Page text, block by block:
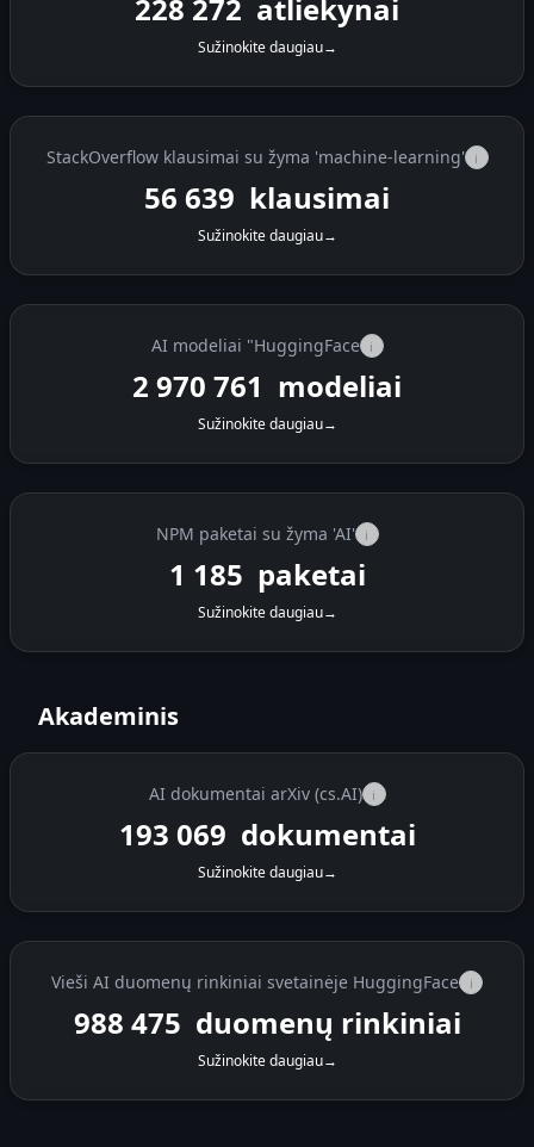
228 272 atliekynai
Sužinokite daugiau→
StackOverflow klausimai su žyma 'machine-learning' i
56 639 klausimai
Sužinokite daugiau→
AI modeliai "HuggingFace i
2 970 761 modeliai
Sužinokite daugiau→
NPM paketai su žyma 'AI' i
1 185 paketai
Sužinokite daugiau→
Akademinis
AI dokumentai arXiv (cs.AI) i
193 069 dokumentai
Sužinokite daugiau→
Vieši AI duomenų rinkiniai svetainėje HuggingFace i
988 475 duomenų rinkiniai
Sužinokite daugiau→